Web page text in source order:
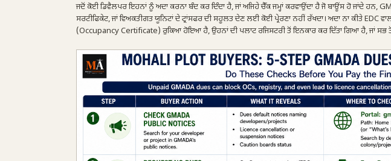
ਜਦੋਂ ਕੋਈ ਡਿਵੈਲਪਰ ਇਹਨਾਂ ਨੂੰ ਅਦਾ ਕਰਨਾ ਬੰਦ ਕਰ ਦਿੰਦਾ ਹੈ, ਜਾਂ ਅਜਿਹੇ ਚੈੱਕ ਜਮ੍ਹਾਂ ਕਰਵਾਉਂਦਾ ਹੈ ਜੋ ਬਾਊਂਸ ਹੋ ਜਾਂਦੇ ਹਨ,
ਸਰਟੀਫਿਕੇਟ, ਜਾਂ ਵਿਅਕਤੀਗਤ ਯੂਨਿਟਾਂ ਦੇ ਟ੍ਰਾਂਸਫਰ ਦੀ ਸਹੂਲਤ ਦੇਣ ਲਈ ਕੋਈ ਪ੍ਰੇਰਣਾ ਨਹੀਂ ਰੱਖਦਾ। ਅਦਾ ਨਾ ਕੀਤੇ EDC
(Occupancy Certificate) ਰੁਕਿਆ ਹੋਇਆ ਹੈ, ਉਹਨਾਂ ਦੀ ਪਲਾਟ ਰਜਿਸਟਰੀ ਤੋਂ ਇਨਕਾਰ ਕਰ ਦਿੱਤਾ ਗਿਆ ਹੈ, ਜਾਂ ਸਭ ਤੋਂ